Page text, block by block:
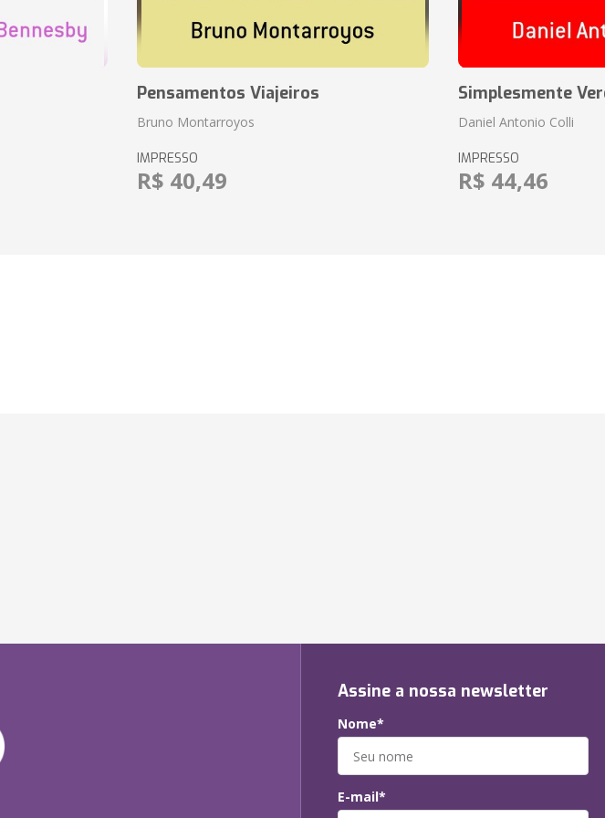
Pensamentos Viajeiros
Bruno Montarroyos
IMPRESSO
R$ 40,49
Simplesmente
Daniel Antonio Colli
IMPRESSO
R$ 44,46
Assine a nossa newsletter
Nome*
E-mail*